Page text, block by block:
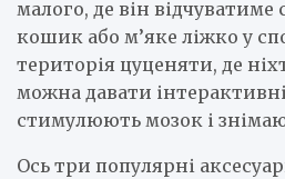
малого, де він відчуватиме
кошик або м’яке ліжко у
територія цуценяти, де
можна давати
стимулюють мозок і
Ось три популярні